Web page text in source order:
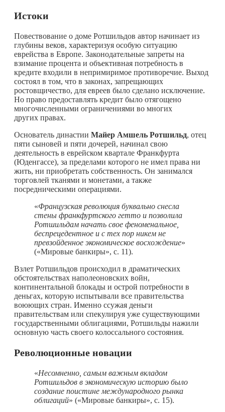
Истоки
Повествование о доме Ротшильдов автор начинает из
глубины веков, характеризуя особую ситуацию
еврейства в Европе. Законодательные запреты на
взимание процента и объективная потребность в
кредите входили в непримиримое противоречие. Выход
состоял в том, что в законах, запрещающих
ростовщичество, для евреев было сделано исключение.
Но право предоставлять кредит было отягощено
многочисленными ограничениями во многих
других правах.
Основатель династии Майер Амшель Ротшильд, отец
пяти сыновей и пяти дочерей, начинал свою
деятельность в еврейском квартале Франкфурта
(Юденгассе), за пределами которого не имел права ни
жить, ни приобретать собственность. Он занимался
торговлей тканями и монетами, а также
посредническими операциями.
«Французская революция буквально снесла
стены франкфуртского гетто и позволила
Ротшильдам начать свое феноменальное,
беспрецедентное и с тех пор никем не
превзойденное экономическое восхождение»
(«Мировые банкиры», с. 11).
Взлет Ротшильдов происходил в драматических
обстоятельствах наполеоновских войн,
континентальной блокады и острой потребности в
деньгах, которую испытывали все правительства
воюющих стран. Именно ссужая деньги
правительствам или спекулируя уже существующими
государственными облигациями, Ротшильды нажили
основную часть своего колоссального состояния.
Революционные новации
«Несомненно, самым важным вкладом
Ротшильдов в экономическую историю было
создание поистине международного рынка
облигаций» («Мировые банкиры», с. 15).